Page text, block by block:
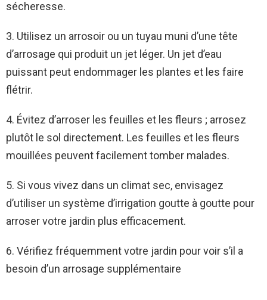
sécheresse.
3. Utilisez un arrosoir ou un tuyau muni d’une tête
d’arrosage qui produit un jet léger. Un jet d’eau
puissant peut endommager les plantes et les faire
flétrir.
4. Évitez d’arroser les feuilles et les fleurs ; arrosez
plutôt le sol directement. Les feuilles et les fleurs
mouillées peuvent facilement tomber malades.
5. Si vous vivez dans un climat sec, envisagez
d’utiliser un système d’irrigation goutte à goutte pour
arroser votre jardin plus efficacement.
6. Vérifiez fréquemment votre jardin pour voir s’il a
besoin d’un arrosage supplémentaire